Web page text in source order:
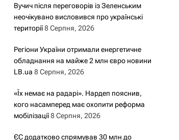
ж
м
Вучич після переговорів із Зеленським
неочікувано висловився про українські
території 8 Серпня, 2026
Регіони України отримали енергетичне
обладнання на майже 2 млн євро новини
LB.ua 8 Серпня, 2026
«Їх немає на радарі». Нардеп пояснив,
кого насамперед має охопити реформа
мобілізації 8 Серпня, 2026
ЄС додатково спрямував 30 млн до